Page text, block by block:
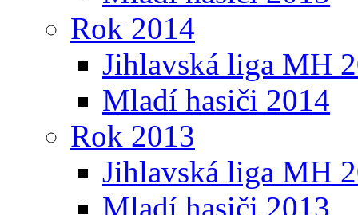
Rok 2014
Jihlavská liga MH
Mladí hasiči 2014
Rok 2013
Jihlavská liga MH
Mladí hasiči 2013